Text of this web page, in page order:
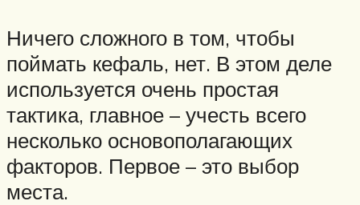
Ничего сложного в том, чтобы
поймать кефаль, нет. В этом деле
используется очень простая
тактика, главное – учесть всего
несколько основополагающих
факторов. Первое – это выбор
места.